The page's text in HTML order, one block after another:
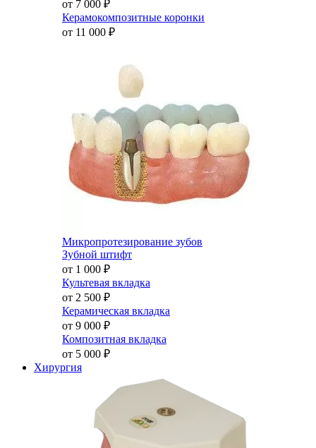
от 7 000 ₽
Керамокомпозитные коронки
от 11 000 ₽
Микропротезирование зубов
Зубной штифт
от 1 000 ₽
Культевая вкладка
от 2 500 ₽
Керамическая вкладка
от 9 000 ₽
Композитная вкладка
от 5 000 ₽
Хирургия